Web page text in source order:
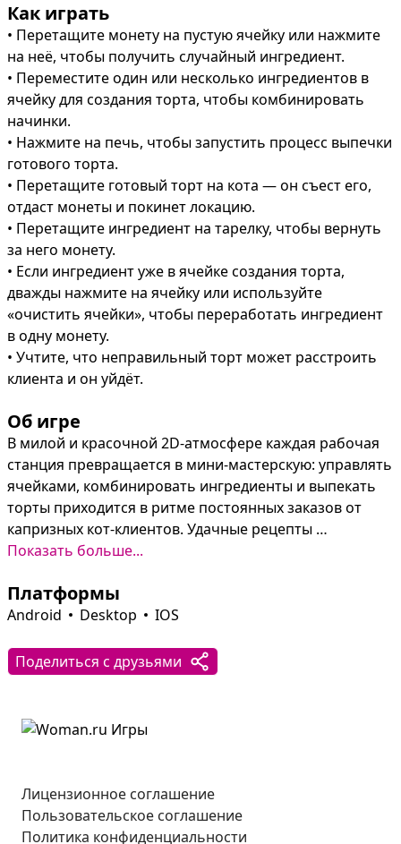
Как играть
• Перетащите монету на пустую ячейку или нажмите
на неё, чтобы получить случайный ингредиент.
• Переместите один или несколько ингредиентов в
ячейку для создания торта, чтобы комбинировать
начинки.
• Нажмите на печь, чтобы запустить процесс выпечки
готового торта.
• Перетащите готовый торт на кота — он съест его,
отдаст монеты и покинет локацию.
• Перетащите ингредиент на тарелку, чтобы вернуть
за него монету.
• Если ингредиент уже в ячейке создания торта,
дважды нажмите на ячейку или используйте
«очистить ячейки», чтобы переработать ингредиент
в одну монету.
• Учтите, что неправильный торт может расстроить
клиента и он уйдёт.
Об игре
В милой и красочной 2D-атмосфере каждая рабочая
станция превращается в мини-мастерскую: управлять
ячейками, комбинировать ингредиенты и выпекать
торты приходится в ритме постоянных заказов от
капризных кот-клиентов. Удачные рецепты
возвращают довольных посетителей и приносят
новые сочетания и возможности.
Развитие фабрики открывает апгрейды
объектов и самих котов. На пути будут встречи с
боссами, ежедневные бонусы и более 13 000
мотивации для роста кондитерского бизнеса.
Показать больше...
Платформы
Android Desktop IOS
Поделиться с друзьями
Лицензионное соглашение
Пользовательское соглашение
Политика конфиденциальности